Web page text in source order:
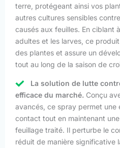
terre, protégeant ainsi vos
autres cultures sensibles
causés aux feuilles. En ciblant
adultes et les larves, ce
des plantes et assure un
tout au long de la saison de
La solution de lutte
efficace du marché. Conçu
avancés, ce spray permet une
contact tout en maintenant
feuillage traité. Il perturbe le
réduit de manière significative